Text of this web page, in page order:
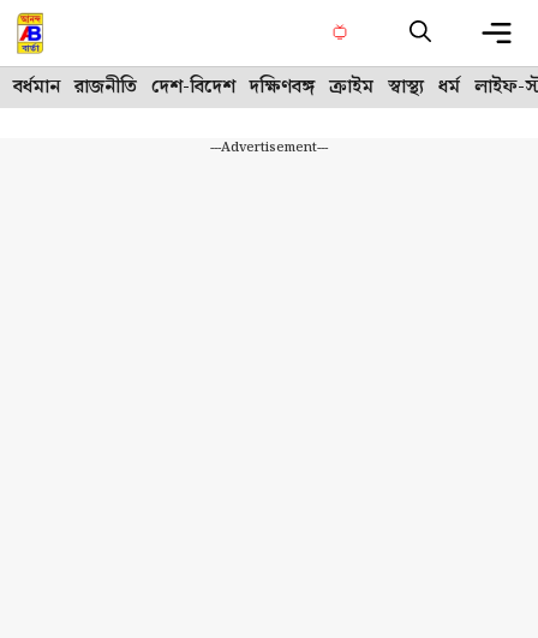
Skip
to
content
বর্ধমান রাজনীতি দেশ-বিদেশ দক্ষিণবঙ্গ ক্রাইম স্বাস্থ্য ধর্ম লাইফ-
---Advertisement---